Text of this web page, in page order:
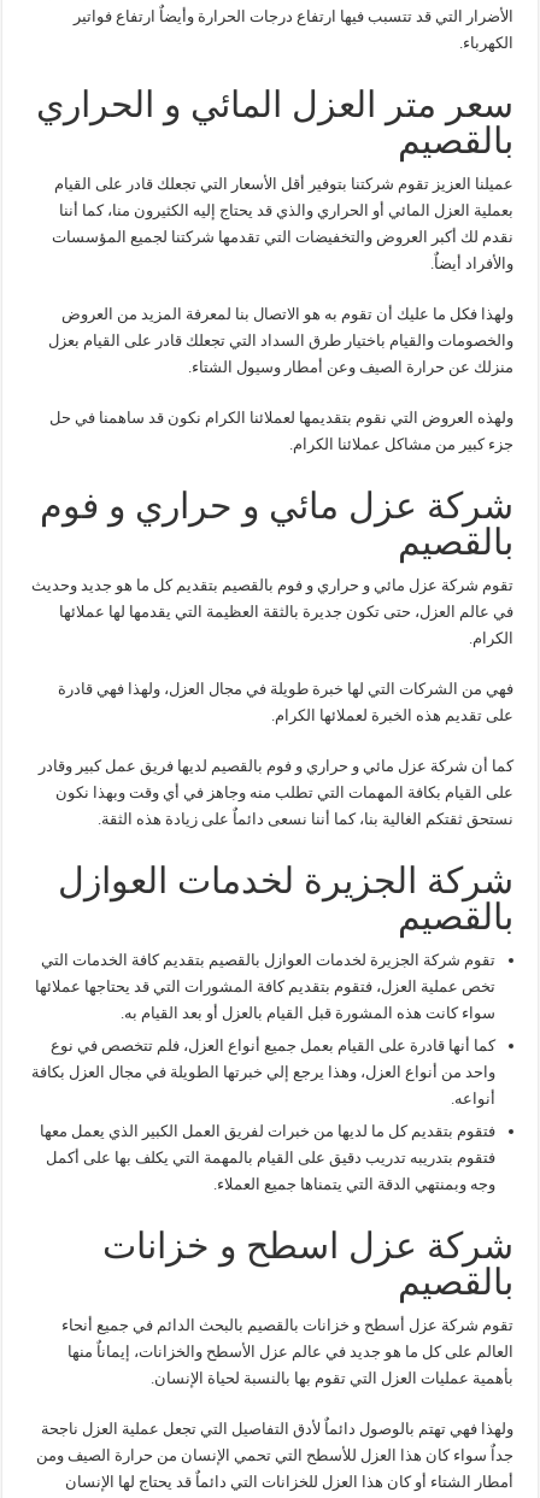
الأضرار التي قد تتسبب فيها ارتفاع درجات الحرارة وأيضاٌ ارتفاع فواتير
الكهرباء.
سعر متر العزل المائي و الحراري
بالقصيم
عميلنا العزيز تقوم شركتنا بتوفير أقل الأسعار التي تجعلك قادر على القيام
بعملية العزل المائي أو الحراري والذي قد يحتاج إليه الكثيرون منا، كما أننا
نقدم لك أكبر العروض والتخفيضات التي تقدمها شركتنا لجميع المؤسسات
والأفراد أيضاٌ.
ولهذا فكل ما عليك أن تقوم به هو الاتصال بنا لمعرفة المزيد من العروض
والخصومات والقيام باختيار طرق السداد التي تجعلك قادر على القيام بعزل
منزلك عن حرارة الصيف وعن أمطار وسيول الشتاء.
ولهذه العروض التي نقوم بتقديمها لعملائنا الكرام نكون قد ساهمنا في حل
جزء كبير من مشاكل عملائنا الكرام.
شركة عزل مائي و حراري و فوم
بالقصيم
تقوم شركة عزل مائي و حراري و فوم بالقصيم بتقديم كل ما هو جديد وحديث
في عالم العزل، حتى تكون جديرة بالثقة العظيمة التي يقدمها لها عملائها
الكرام.
فهي من الشركات التي لها خبرة طويلة في مجال العزل، ولهذا فهي قادرة
على تقديم هذه الخبرة لعملائها الكرام.
كما أن شركة عزل مائي و حراري و فوم بالقصيم لديها فريق عمل كبير وقادر
على القيام بكافة المهمات التي تطلب منه وجاهز في أي وقت وبهذا نكون
نستحق ثقتكم الغالية بنا، كما أننا نسعى دائماٌ على زيادة هذه الثقة.
شركة الجزيرة لخدمات العوازل
بالقصيم
تقوم شركة الجزيرة لخدمات العوازل بالقصيم بتقديم كافة الخدمات التي
تخص عملية العزل، فتقوم بتقديم كافة المشورات التي قد يحتاجها عملائها
سواء كانت هذه المشورة قبل القيام بالعزل أو بعد القيام به.
كما أنها قادرة على القيام بعمل جميع أنواع العزل، فلم تتخصص في نوع
واحد من أنواع العزل، وهذا يرجع إلي خبرتها الطويلة في مجال العزل بكافة
أنواعه.
فتقوم بتقديم كل ما لديها من خبرات لفريق العمل الكبير الذي يعمل معها
فتقوم بتدريبه تدريب دقيق على القيام بالمهمة التي يكلف بها على أكمل
وجه وبمنتهي الدقة التي يتمناها جميع العملاء.
شركة عزل اسطح و خزانات
بالقصيم
تقوم شركة عزل أسطح و خزانات بالقصيم بالبحث الدائم في جميع أنحاء
العالم على كل ما هو جديد في عالم عزل الأسطح والخزانات، إيماناٌ منها
بأهمية عمليات العزل التي تقوم بها بالنسبة لحياة الإنسان.
ولهذا فهي تهتم بالوصول دائماٌ لأدق التفاصيل التي تجعل عملية العزل ناجحة
جداٌ سواء كان هذا العزل للأسطح التي تحمي الإنسان من حرارة الصيف ومن
أمطار الشتاء أو كان هذا العزل للخزانات التي دائماٌ قد يحتاج لها الإنسان